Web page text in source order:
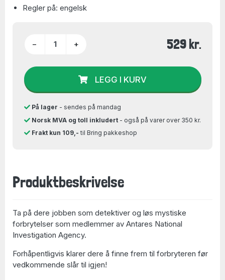
Regler på: engelsk
− + 529 kr.
LEGG I KURV
På lager - sendes på mandag
Norsk MVA og toll inkludert- også på varer over 350 kr.
Frakt kun 109,- til Bring pakkeshop
Produktbeskrivelse
Ta på dere jobben som detektiver og løs mystiske
forbrytelser som medlemmer av Antares National
Investigation Agency.
Forhåpentligvis klarer dere å finne frem til forbryteren før
vedkommende slår til igjen!